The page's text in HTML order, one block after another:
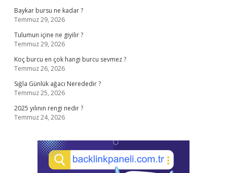
Baykar bursu ne kadar ?
Temmuz 29, 2026
Tulumun içine ne giyilir ?
Temmuz 29, 2026
Koç burcu en çok hangi burcu sevmez ?
Temmuz 26, 2026
Sığla Günlük ağacı Nerededir ?
Temmuz 25, 2026
2025 yılının rengi nedir ?
Temmuz 24, 2026